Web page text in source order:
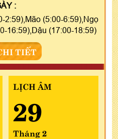
:
2:59),Mão (5:00-6:59),Ngọ
16:59),Dậu (17:00-18:59)
TIẾT
LỊCH ÂM
29
Tháng 2